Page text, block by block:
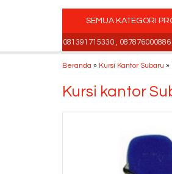
SEMUA KATEGORI
, 081391715330 , 087876000886 ,
Beranda » Kursi Kantor Subaru »
Kursi kantor